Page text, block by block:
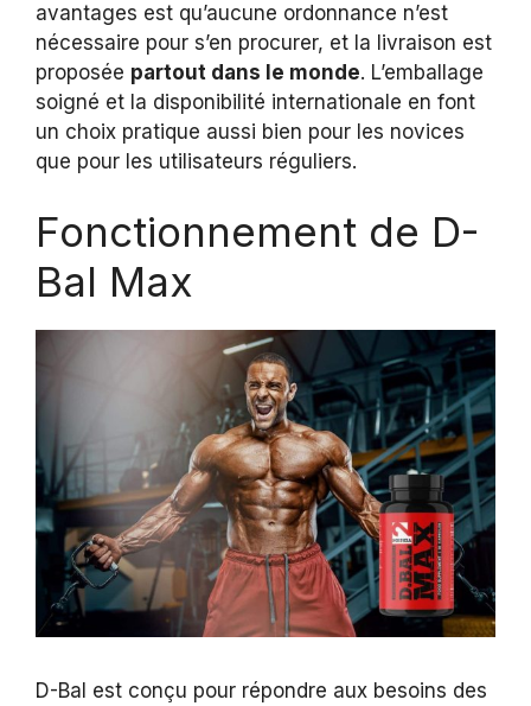
avantages est qu’aucune ordonnance n’est
nécessaire pour s’en procurer, et la livraison est
proposée partout dans le monde. L’emballage
soigné et la disponibilité internationale en font
un choix pratique aussi bien pour les novices
que pour les utilisateurs réguliers.
Fonctionnement de D-
Bal Max
D-Bal est conçu pour répondre aux besoins des